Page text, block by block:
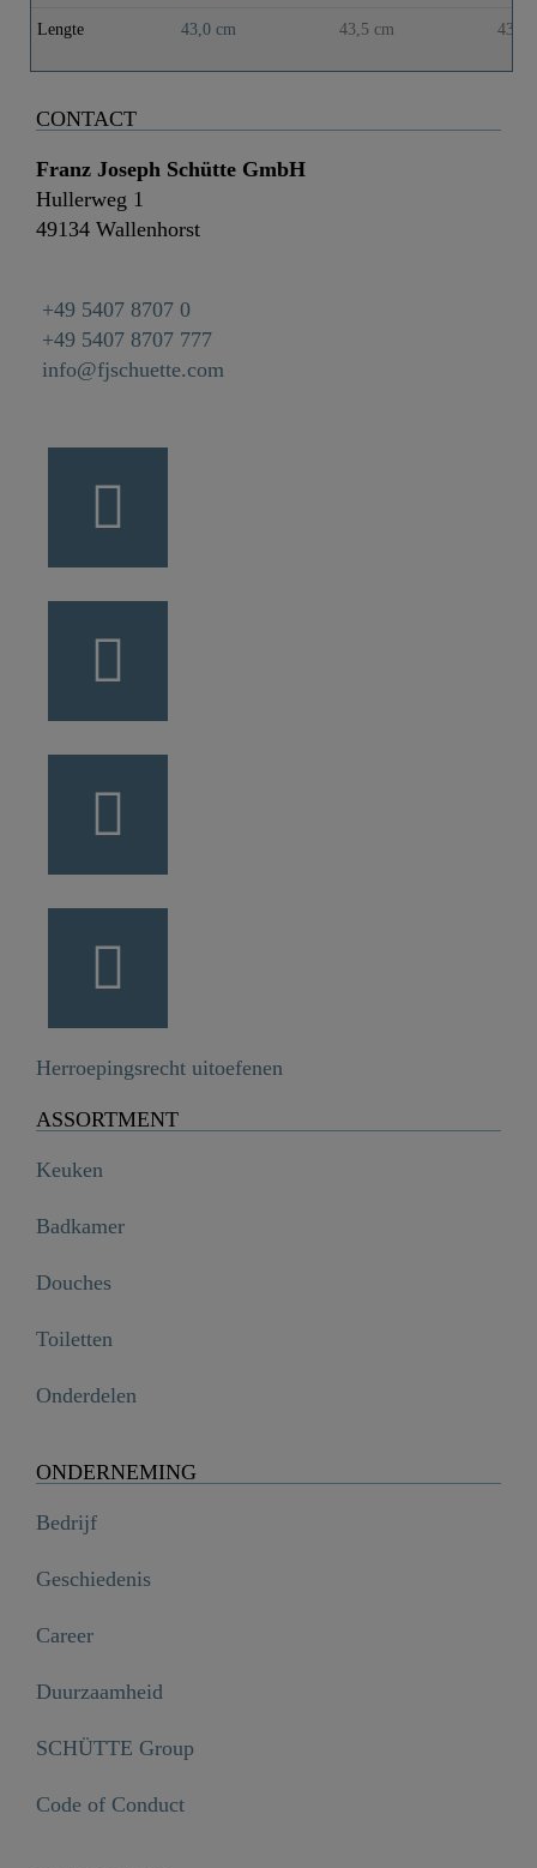
Lengte 43,0 cm 43,5 cm 43,5
CONTACT
Franz Joseph Schütte GmbH
Hullerweg 1
49134 Wallenhorst
+49 5407 8707 0
+49 5407 8707 777
info@fjschuette.com
Herroepingsrecht uitoefenen
ASSORTMENT
Keuken
Badkamer
Douches
Toiletten
Onderdelen
ONDERNEMING
Bedrijf
Geschiedenis
Career
Duurzaamheid
SCHÜTTE Group
Code of Conduct